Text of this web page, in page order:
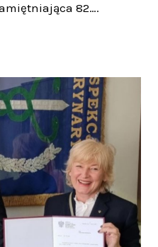
82….